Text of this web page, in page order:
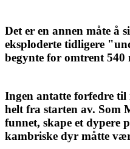
Det er en annen måte å
eksploderte tidligere
begynte for omtrent
Ingen antatte forfedre til
helt fra starten av. Som
funnet, skape et dypere
kambriske dyr måtte